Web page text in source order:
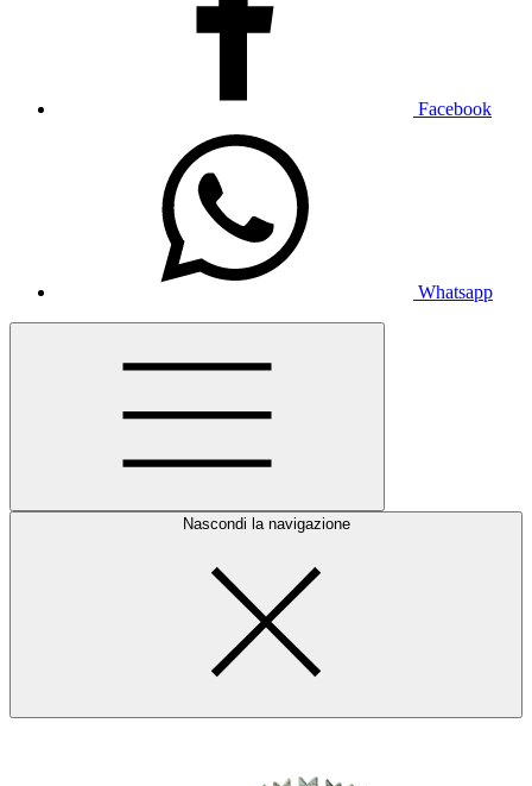
Facebook
Whatsapp
Nascondi la navigazione